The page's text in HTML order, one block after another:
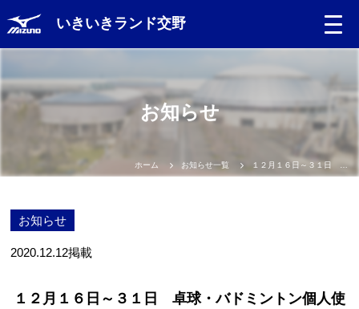
いきいきランド交野
お知らせ
ホーム お知らせ一覧
お知らせ
2020.12.12掲載
１２月１６日～３１日 卓球・バドミントン個人使